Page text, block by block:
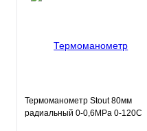
Термоманометр Stout 80мм
радиальный 0-0,6МРа 0-120С